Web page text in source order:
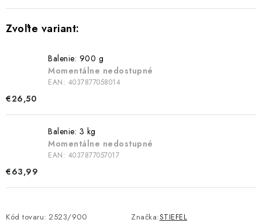
Balenie: 900 g
Momentálne nedostupné
EAN: 4037877058014
€26,50
Balenie: 3 kg
Momentálne nedostupné
EAN: 4037877057017
€63,99
Kód tovaru: 2523/900 Značka:STIEFEL